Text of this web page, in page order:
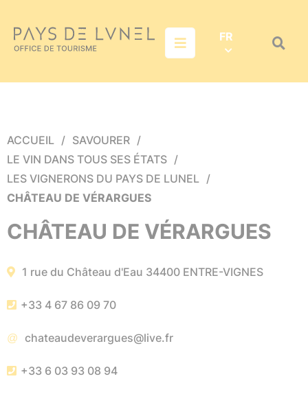
Aller à la recherche
Menu FR
ACCUEIL
SAVOURER
LE VIN DANS TOUS SES ÉTATS
LES VIGNERONS DU PAYS DE LUNEL
CHÂTEAU DE VÉRARGUES
CHÂTEAU DE VÉRARGUES
1 rue du Château d'Eau 34400 ENTRE-VIGNES
+33 4 67 86 09 70
chateaudeverargues@live.fr
+33 6 03 93 08 94